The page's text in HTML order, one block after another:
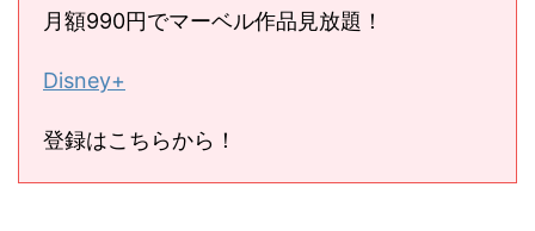
月額990円でマーベル作品見放題！
Disney+
登録はこちらから！